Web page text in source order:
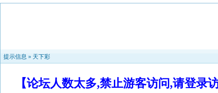
提示信息 » 天下彩
【论坛人数太多,禁止游客访问,请登